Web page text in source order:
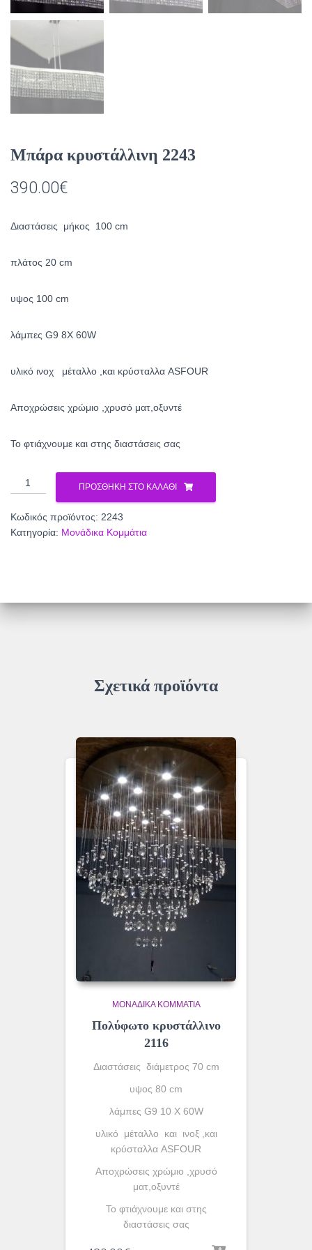
Μπάρα κρυστάλλινη 2243
390.00€
Διαστάσεις μήκος 100 cm
πλάτος 20 cm
υψος 100 cm
λάμπες G9 8X 60W
υλικό ινοχ μέταλλο ,και κρύσταλλα ASFOUR
Aποχρώσεις χρώμιο ,χρυσό ματ,οξυντέ
To φτιάχνουμε και στης διαστάσεις σας
Μπάρα
κρυστάλλινη
ποσότητα
ΠΡΟΣΘΉΚΗ ΣΤΟ ΚΑΛΆΘΙ
Κωδικός προϊόντος: 2243
Κατηγορία: Μονάδικα Κομμάτια
Σχετικά προϊόντα
ΜΟΝΆΔΙΚΑ ΚΟΜΜΆΤΙΑ
Πολύφωτο κρυστάλλινο
2116
Διαστάσεις διάμετρος 70 cm
υψος 80 cm
λάμπες G9 10 X 60W
υλικό μέταλλο και ινοξ ,και
κρύσταλλα ASFOUR
Aποχρώσεις χρώμιο ,χρυσό
ματ,οξυντέ
To φτιάχνουμε και στης
διαστάσεις σας